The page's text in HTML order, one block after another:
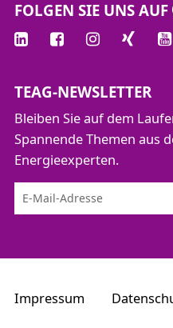
FOLGEN SIE UNS AUF
TEAG-NEWSLETTER
Bleiben Sie auf dem
Spannende Themen aus
Energieexperten.
Impressum